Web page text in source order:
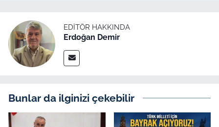
EDITÖR HAKKINDA
Erdoğan Demir
Bunlar da ilginizi çekebilir